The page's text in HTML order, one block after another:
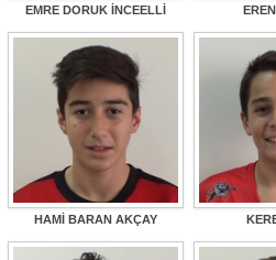
EMRE DORUK İNCEELLİ
HAMİ BARAN AKÇAY